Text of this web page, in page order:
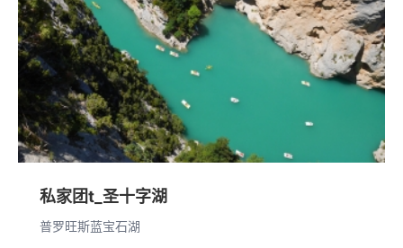
私家团t_圣十字湖
普罗旺斯蓝宝石湖